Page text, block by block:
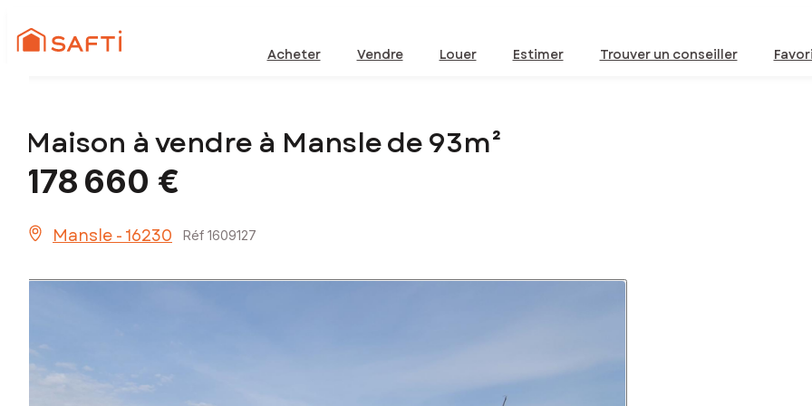
Acheter Vendre Louer Estimer Trouver un conseiller
Maison à vendre à Mansle de 93m²
178 660 €
Mansle - 16230 Réf 1609127